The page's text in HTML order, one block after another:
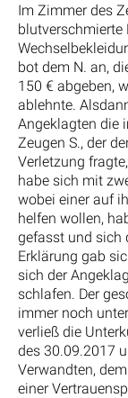
Im Zimmer des
blutverschmierte
bot dem N. an,
150 € abgeben,
ablehnte.
Angeklagten die
Zeugen S., der
Verletzung
habe sich mit
wobei einer auf
helfen wollen,
gefasst und sich
Erklärung gab
sich der
schlafen. Der
immer noch
verließ die
des 30.09.2017
Verwandten,
einer